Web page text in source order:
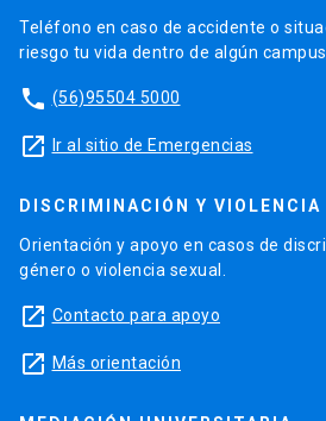
Teléfono en caso de accidente o
riesgo tu vida dentro de algún
phone (56)95504 5000
launch Ir al sitio de Emergencias
DISCRIMINACIÓN Y VIOLENCIA
Orientación y apoyo en casos de
género o violencia sexual.
launch Contacto para apoyo
launch Más orientación